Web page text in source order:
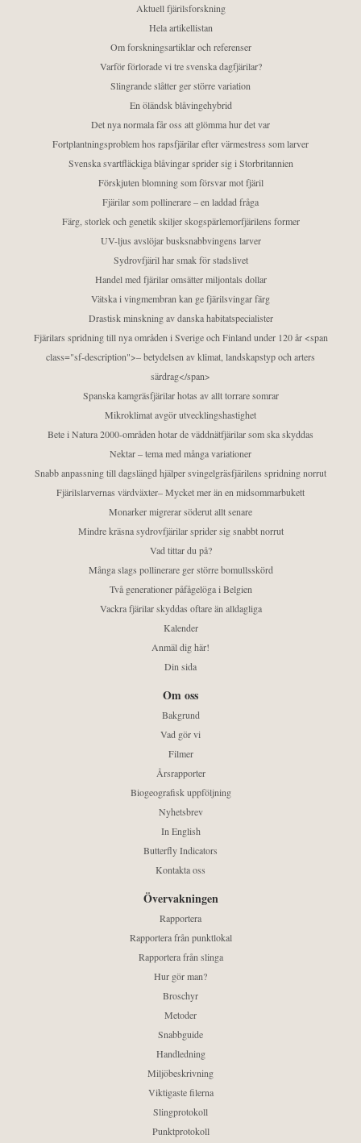
Aktuell fjärilsforskning
Hela artikellistan
Om forskningsartiklar och referenser
Varför förlorade vi tre svenska dagfjärilar?
Slingrande slåtter ger större variation
En öländsk blåvingehybrid
Det nya normala får oss att glömma hur det var
Fortplantningsproblem hos rapsfjärilar efter värmestress som larver
Svenska svartfläckiga blåvingar sprider sig i Storbritannien
Förskjuten blomning som försvar mot fjäril
Fjärilar som pollinerare – en laddad fråga
Färg, storlek och genetik skiljer skogspärlemorfjärilens former
UV-ljus avslöjar busksnabbvingens larver
Sydrovfjäril har smak för stadslivet
Handel med fjärilar omsätter miljontals dollar
Vätska i vingmembran kan ge fjärilsvingar färg
Drastisk minskning av danska habitatspecialister
Fjärilars spridning till nya områden i Sverige och Finland under 120 år <span
class="sf-description">– betydelsen av klimat, landskapstyp och arters
särdrag</span>
Spanska kamgräsfjärilar hotas av allt torrare somrar
Mikroklimat avgör utvecklingshastighet
Bete i Natura 2000-områden hotar de väddnätfjärilar som ska skyddas
Nektar – tema med många variationer
Snabb anpassning till dagslängd hjälper svingelgräsfjärilens spridning norrut
Fjärilslarvernas värdväxter– Mycket mer än en midsommarbukett
Monarker migrerar söderut allt senare
Mindre kräsna sydrovfjärilar sprider sig snabbt norrut
Vad tittar du på?
Många slags pollinerare ger större bomullsskörd
Två generationer påfågelöga i Belgien
Vackra fjärilar skyddas oftare än alldagliga
Kalender
Anmäl dig här!
Din sida
Om oss
Bakgrund
Vad gör vi
Filmer
Årsrapporter
Biogeografisk uppföljning
Nyhetsbrev
In English
Butterfly Indicators
Kontakta oss
Övervakningen
Rapportera
Rapportera från punktlokal
Rapportera från slinga
Hur gör man?
Broschyr
Metoder
Snabbguide
Handledning
Miljöbeskrivning
Viktigaste filerna
Slingprotokoll
Punktprotokoll